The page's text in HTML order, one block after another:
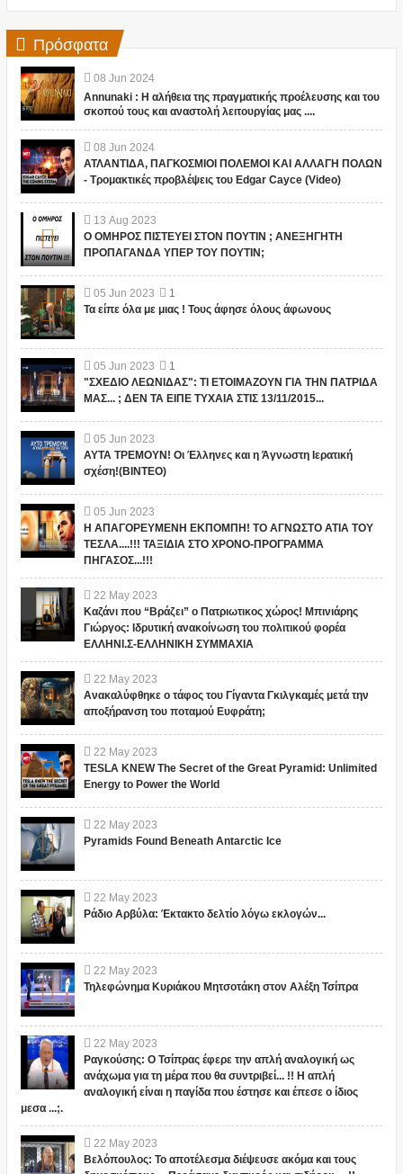
Πρόσφατα
08 Jun 2024
Annunaki : Η αλήθεια της πραγματικής προέλευσης και του
σκοπού τους και αναστολή λειτουργίας μας ....
08 Jun 2024
ΑΤΛΑΝΤΙΔΑ, ΠΑΓΚΟΣΜΙΟΙ ΠΟΛΕΜΟΙ ΚΑΙ ΑΛΛΑΓΗ ΠΟΛΩΝ
- Τρομακτικές προβλέψεις του Edgar Cayce (Video)
13 Aug 2023
Ο ΟΜΗΡΟΣ ΠΙΣΤΕΥΕΙ ΣΤΟΝ ΠΟΥΤΙΝ ; ΑΝΕΞΗΓΗΤΗ
ΠΡΟΠΑΓΑΝΔΑ ΥΠΕΡ ΤΟΥ ΠΟΥΤΙΝ;
05 Jun 2023
1
Τα είπε όλα με μιας ! Τους άφησε όλους άφωνους
05 Jun 2023
1
"ΣΧΕΔΙΟ ΛΕΩΝΙΔΑΣ": ΤΙ ΕΤΟΙΜΑΖΟΥΝ ΓΙΑ ΤΗΝ ΠΑΤΡΙΔΑ
ΜΑΣ... ; ΔΕΝ ΤΑ ΕΙΠΕ ΤΥΧΑΙΑ ΣΤΙΣ 13/11/2015...
05 Jun 2023
ΑΥΤΑ ΤΡΕΜΟΥΝ! Οι Έλληνες και η Άγνωστη Ιερατική
σχέση!(ΒΙΝΤΕΟ)
05 Jun 2023
Η ΑΠΑΓΟΡΕΥΜΕΝΗ ΕΚΠΟΜΠΗ! ΤΟ ΑΓΝΩΣΤΟ ΑΤΙΑ ΤΟΥ
ΤΕΣΛΑ....!!! ΤΑΞΙΔΙΑ ΣΤΟ ΧΡΟΝΟ-ΠΡΟΓΡΑΜΜΑ
ΠΗΓΑΣΟΣ...!!!
22 May 2023
Καζάνι που “Βράζει” ο Πατριωτικος χώρος! Μπινιάρης
Γιώργος: Ιδρυτική ανακοίνωση του πολιτικού φορέα
ΕΛΛΗΝΙ.Σ-ΕΛΛΗΝΙΚΗ ΣΥΜΜΑΧΙΑ
22 May 2023
Ανακαλύφθηκε ο τάφος του Γίγαντα Γκιλγκαμές μετά την
αποξήρανση του ποταμού Ευφράτη;
22 May 2023
TESLA KNEW The Secret of the Great Pyramid: Unlimited
Energy to Power the World
22 May 2023
Pyramids Found Beneath Antarctic Ice
22 May 2023
Ράδιο Αρβύλα: Έκτακτο δελτίο λόγω εκλογών...
22 May 2023
Τηλεφώνημα Κυριάκου Μητσοτάκη στον Αλέξη Τσίπρα
22 May 2023
Ραγκούσης: Ο Τσίπρας έφερε την απλή αναλογική ως
ανάχωμα για τη μέρα που θα συντριβεί... !! Η απλή
αναλογική είναι η παγίδα που έστησε και έπεσε ο ίδιος
μεσα ...;.
22 May 2023
Βελόπουλος: Το αποτέλεσμα διέψευσε ακόμα και τους